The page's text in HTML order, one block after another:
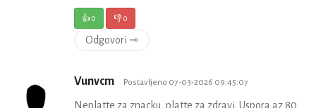
👍0 👎0
Odgovori ⇾
Vunvcm Postavljeno 07-03-2026 09:45:07
Neplatte za znacku, platte za zdravi. Uspora az 80